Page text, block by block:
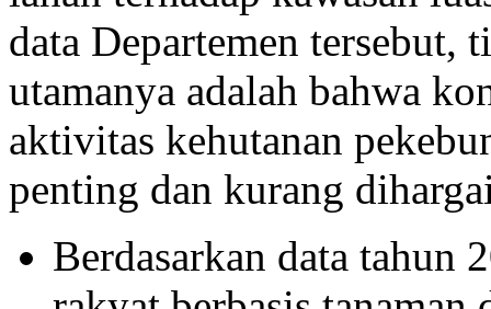
data Departemen tersebut,
utamanya adalah bahwa
aktivitas kehutanan
penting dan kurang
Berdasarkan data tahun